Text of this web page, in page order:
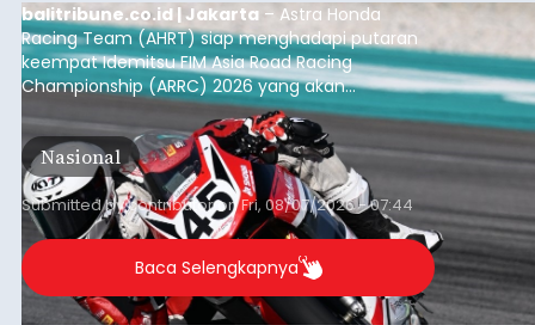
balitribune.co.id | Jakarta – Astra Honda
Racing Team (AHRT) siap menghadapi putaran
keempat Idemitsu FIM Asia Road Racing
Championship (ARRC) 2026 yang akan
berlangsung di Pertamina Mandalika
International Circuit, Lombok, Nusa Tenggara
Barat, pada 7–9 Agustus 2026.
Nasional
Submitted bycontributoronFri, 08/07/2026 - 07:44
Baca Selengkapnya